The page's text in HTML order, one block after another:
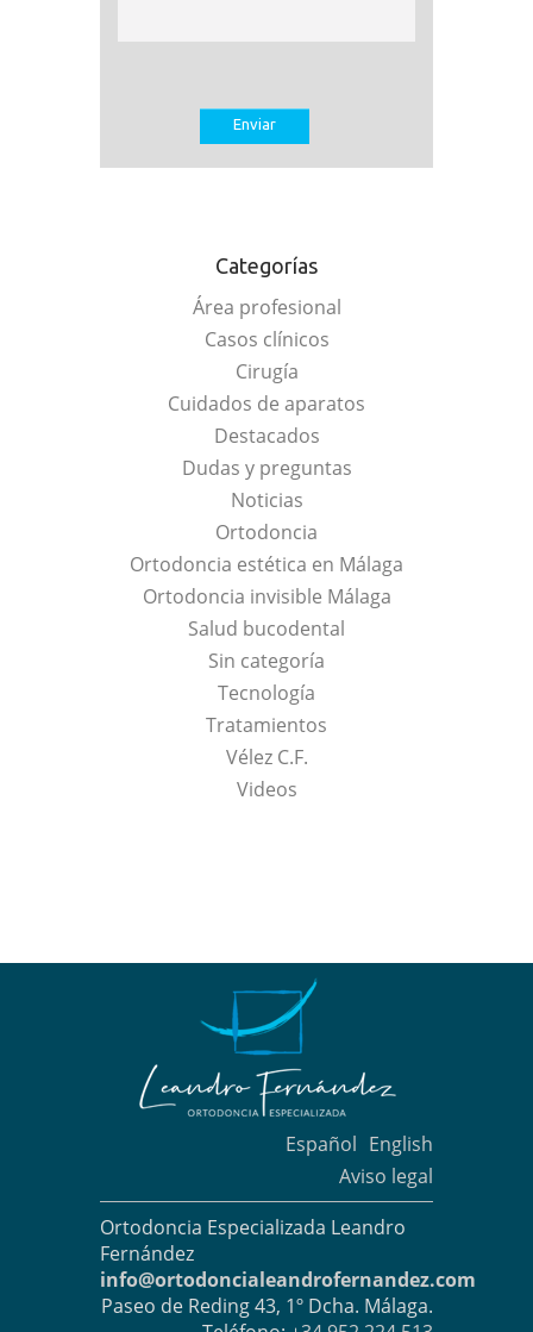
Categorías
Área profesional
Casos clínicos
Cirugía
Cuidados de aparatos
Destacados
Dudas y preguntas
Noticias
Ortodoncia
Ortodoncia estética en Málaga
Ortodoncia invisible Málaga
Salud bucodental
Sin categoría
Tecnología
Tratamientos
Vélez C.F.
Videos
Español English
Aviso legal
Ortodoncia Especializada Leandro
Fernández
info@ortodoncialeandrofernandez.com
Paseo de Reding 43, 1º Dcha. Málaga.